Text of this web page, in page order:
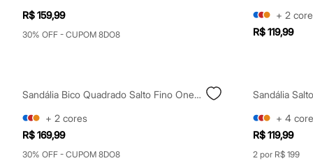
Sandálias
Sapatilhas
Tênis
Mindset
Yessica
Moda esportiva
Acessórios
Blusas
R$ 159,99
30% OFF - CUPOM 8DO8
+ 2
R$ 119,99
Sandália Bico Quadrado Salto Fino Oneself Preta
+ 2 cores
R$ 169,99
30% OFF - CUPOM 8DO8
Sandália
+ 4
R$ 119,99
2 por R$ 199